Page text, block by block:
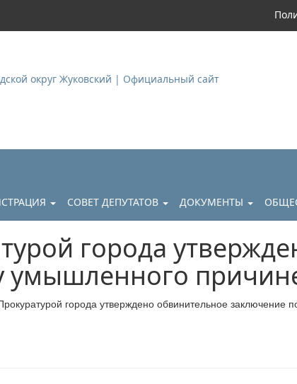
СОВЕТ ДЕПУТАТОВ ДОКУМЕНТЫ
города
умышленного
города утверждено обвинительное